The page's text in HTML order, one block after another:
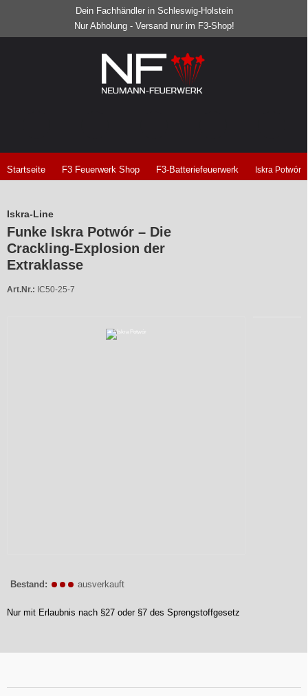
Dein Fachhändler in Schleswig-Holstein
Nur Abholung - Versand nur im F3-Shop!
Startseite F3 Feuerwerk Shop F3-Batteriefeuerwerk Iskra Potwór
Iskra-Line
Funke Iskra Potwór – Die
Crackling-Explosion der
Extraklasse
Art.Nr.: IC50-25-7
Bestand: ausverkauft
Nur mit Erlaubnis nach §27 oder §7 des Sprengstoffgesetz